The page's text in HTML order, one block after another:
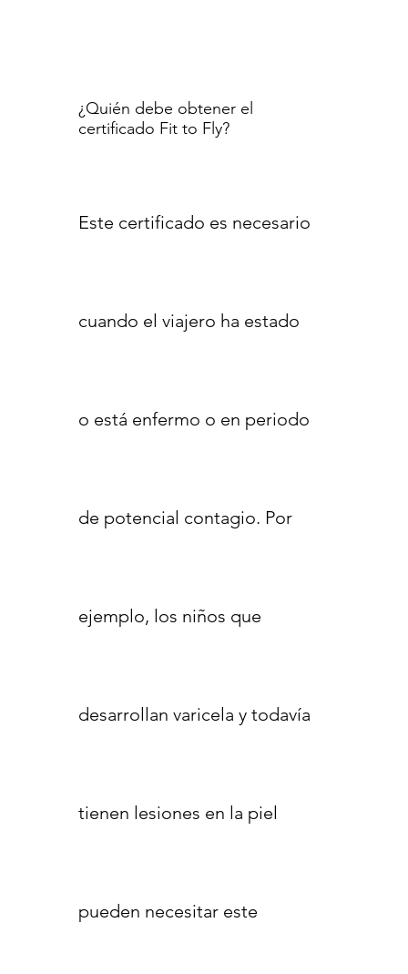
¿Quién debe obtener el
certificado Fit to Fly?
Este certificado es necesario
cuando el viajero ha estado
o está enfermo o en periodo
de potencial contagio. Por
ejemplo, los niños que
desarrollan varicela y todavía
tienen lesiones en la piel
pueden necesitar este